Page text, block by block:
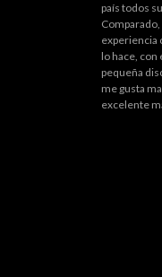
país todos
experiencia
lo hace, con
pequeña
me gusta
excelente